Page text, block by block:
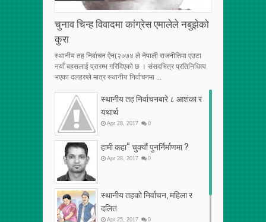
चुनाव चिन्ह विवादमा कांग्रेस एमालेले नबुझेको
कुरा
स्थानीय तह निर्वाचन ऐन(२०७४ ले नेपाली राजनीतिमा एउटा
नयाँ बहसलाई प्रारम्भ गरिदिएको छ । संसदभित्र प्रतिनिधित्व
भएका दलहरुले मात्र स्थानीय निर्वाचनमा ...
स्थानीय तह निर्वाचनबारे ८ आशंका र
यथार्थ
Apr 28 2017 0
हामी कहा“ चुक्यौं पुनर्निर्माणमा ?
Apr 28 2017 0
स्थानीय तहको निर्वाचन, महिला र
दलित
Apr 25 2017 0